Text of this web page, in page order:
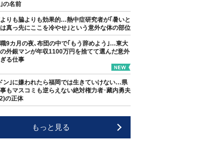
の名前
りも脇よりも効果的…熱中症研究者が｢暑いと
真っ先にここを冷やせ｣という意外な体の部位
9カ月の夜､布団の中で｢もう辞めよう｣…東大
外銀マンが年収1100万円を捨てて選んだ意外
る仕事
ン｣に嫌われたら福岡では生きていけない…県
もマスコミも逆らえない絶対権力者･藏内勇夫
の正体
もっと見る